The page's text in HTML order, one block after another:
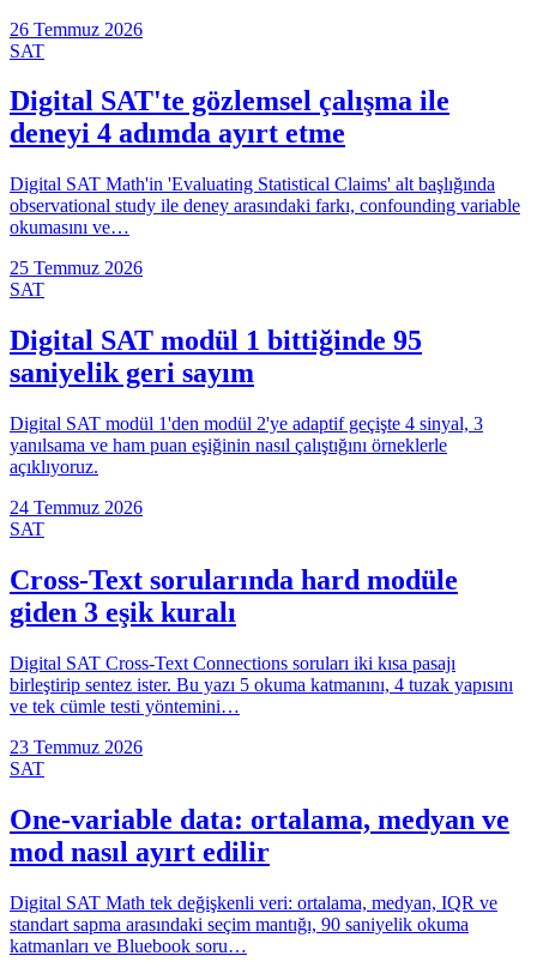
26 Temmuz 2026
SAT
Digital SAT'te gözlemsel çalışma ile
deneyi 4 adımda ayırt etme
Digital SAT Math'in 'Evaluating Statistical Claims' alt başlığında
observational study ile deney arasındaki farkı, confounding variable
okumasını ve…
25 Temmuz 2026
SAT
Digital SAT modül 1 bittiğinde 95
saniyelik geri sayım
Digital SAT modül 1'den modül 2'ye adaptif geçişte 4 sinyal, 3
yanılsama ve ham puan eşiğinin nasıl çalıştığını örneklerle
açıklıyoruz.
24 Temmuz 2026
SAT
Cross-Text sorularında hard modüle
giden 3 eşik kuralı
Digital SAT Cross-Text Connections soruları iki kısa pasajı
birleştirip sentez ister. Bu yazı 5 okuma katmanını, 4 tuzak yapısını
ve tek cümle testi yöntemini…
23 Temmuz 2026
SAT
One-variable data: ortalama, medyan ve
mod nasıl ayırt edilir
Digital SAT Math tek değişkenli veri: ortalama, medyan, IQR ve
standart sapma arasındaki seçim mantığı, 90 saniyelik okuma
katmanları ve Bluebook soru…